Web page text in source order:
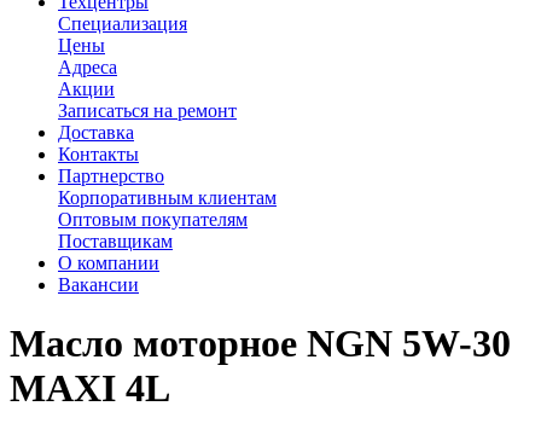
Специализация
Цены
Адреса
Акции
Записаться на ремонт
Доставка
Контакты
Партнерство
Корпоративным клиентам
Оптовым покупателям
Поставщикам
О компании
Вакансии
Масло моторное NGN 5W-30
MAXI 4L